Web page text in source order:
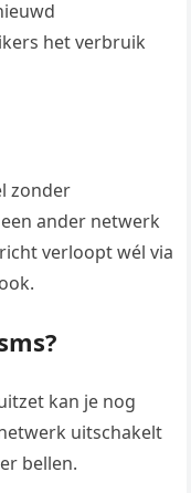
het verbruik
zonder
ander netwerk
verloopt wél via
kan je nog
uitschakelt
bellen.